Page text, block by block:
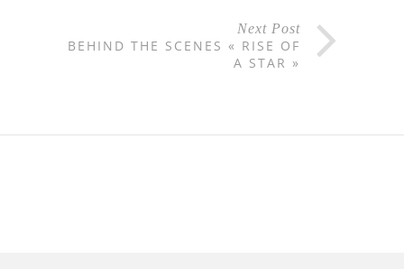
Next Post
BEHIND THE SCENES « RISE OF
A STAR »